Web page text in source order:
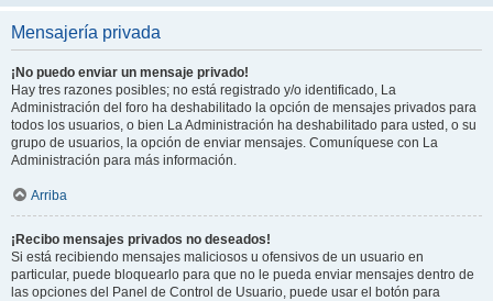
Mensajería privada
¡No puedo enviar un mensaje privado!
Hay tres razones posibles; no está registrado y/o identificado, La
Administración del foro ha deshabilitado la opción de mensajes privados para
todos los usuarios, o bien La Administración ha deshabilitado para usted, o su
grupo de usuarios, la opción de enviar mensajes. Comuníquese con La
Administración para más información.
Arriba
¡Recibo mensajes privados no deseados!
Si está recibiendo mensajes maliciosos u ofensivos de un usuario en
particular, puede bloquearlo para que no le pueda enviar mensajes dentro de
las opciones del Panel de Control de Usuario, puede usar el botón para